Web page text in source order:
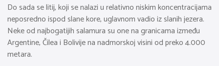
Do sada se litij, koji se nalazi u relativno niskim koncentracijama
neposredno ispod slane kore, uglavnom vadio iz slanih jezera.
Neke od najbogatijih salamura su one na granicama između
Argentine, Čilea i Bolivije na nadmorskoj visini od preko 4.000
metara.